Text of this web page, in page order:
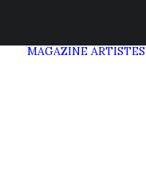
MAGAZINE ARTISTES